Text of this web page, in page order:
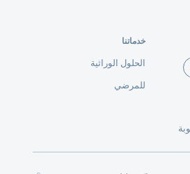
خدماتنا
الحلول الوراثية
للمرضي